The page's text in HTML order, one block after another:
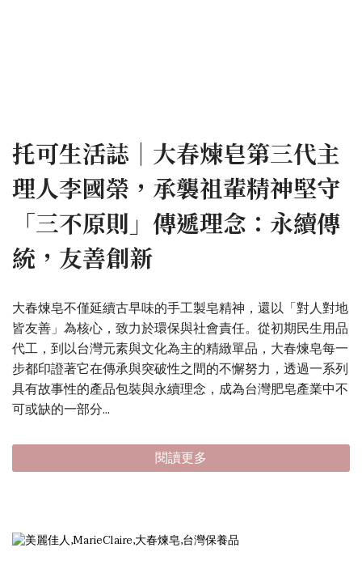
托可生活誌｜大春煉皂第三代主
理人李國榮，承襲祖輩精神堅守
「三不原則」傳遞理念：永續傳
統，友善創新
大春煉皂不僅延續古早味的手工製皂精神，還以「對人對地
皆友善」為核心，致力於環保與社會責任。從初期民生用品
代工，到以台灣元素與文化為主的精緻單品，大春煉皂每一
步都印證著它在傳承與突破性之間的不懈努力，透過一系列
具有故事性的產品包裝與永續理念，成為台灣肥皂產業中不
可或缺的一部分...
閱讀更多